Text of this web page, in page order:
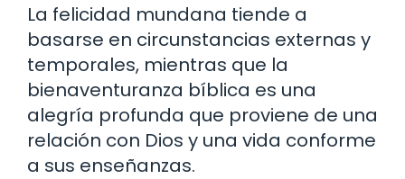
La felicidad mundana tiende a
basarse en circunstancias externas y
temporales, mientras que la
bienaventuranza bíblica es una
alegría profunda que proviene de una
relación con Dios y una vida conforme
a sus enseñanzas.